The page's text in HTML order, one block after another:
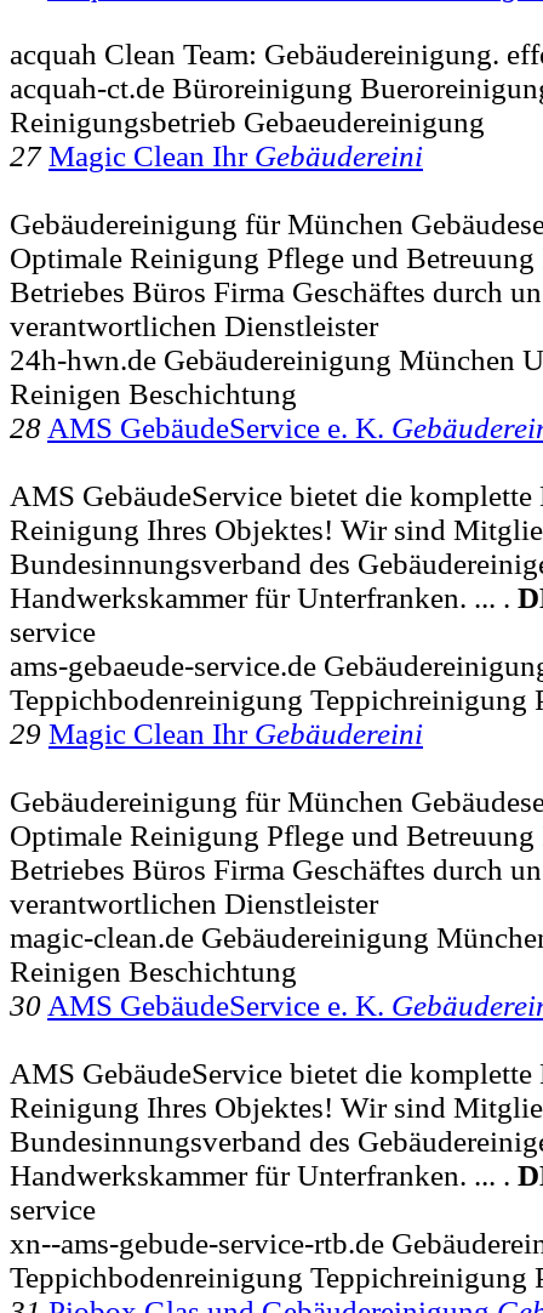
acquah Clean Team: Gebäudereinigung.
acquah-ct.de Büroreinigung
Reinigungsbetrieb Gebaeudereinigung
27 Magic Clean Ihr Gebäudereini
Gebäudereinigung für München
Optimale Reinigung Pflege und Betreuung
Betriebes Büros Firma Geschäftes durch
verantwortlichen Dienstleister
24h-hwn.de Gebäudereinigung München
Reinigen Beschichtung
28 AMS GebäudeService e. K.
AMS GebäudeService bietet die
Reinigung Ihres Objektes! Wir sind
Bundesinnungsverband des
Handwerkskammer für Unterfranken. ... .
service
ams-gebaeude-service.de
Teppichbodenreinigung Teppichreinigung
29 Magic Clean Ihr Gebäudereini
Gebäudereinigung für München
Optimale Reinigung Pflege und Betreuung
Betriebes Büros Firma Geschäftes durch
verantwortlichen Dienstleister
magic-clean.de Gebäudereinigung
Reinigen Beschichtung
30 AMS GebäudeService e. K.
AMS GebäudeService bietet die
Reinigung Ihres Objektes! Wir sind
Bundesinnungsverband des
Handwerkskammer für Unterfranken. ... .
service
xn--ams-gebude-service-rtb.de
Teppichbodenreinigung Teppichreinigung